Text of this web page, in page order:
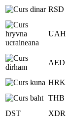
RSD
UAH
AED
HRK
THB
DST
XDR